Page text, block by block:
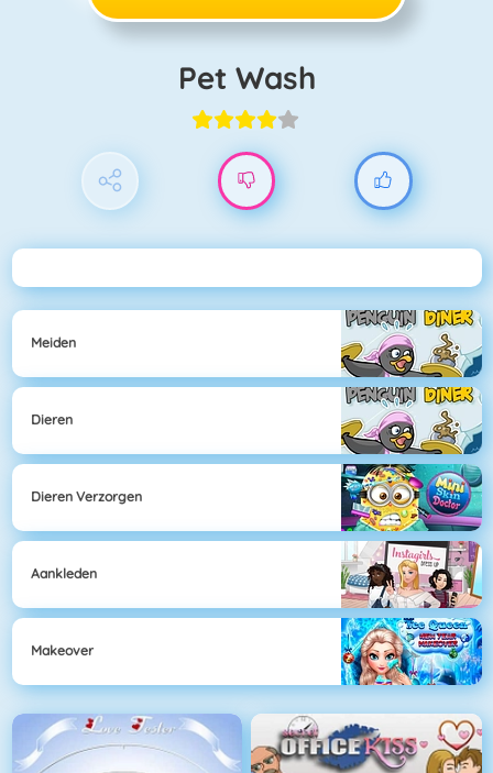
Pet Wash
Meiden
Dieren
Dieren Verzorgen
Aankleden
Makeover